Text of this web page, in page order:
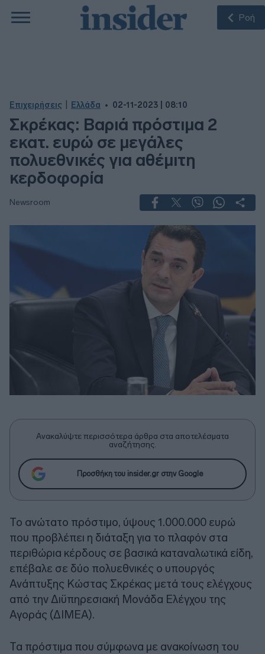
Ροή
Επιχειρήσεις Ελλάδα 02-11-2023 | 08:10
Σκρέκας: Βαριά πρόστιμα 2
εκατ. ευρώ σε μεγάλες
πολυεθνικές για αθέμιτη
κερδοφορία
Newsroom
Ανακαλύψτε περισσότερα άρθρα στα αποτελέσματα
αναζήτησης.
Προσθήκη του insider.gr στην Google
Το ανώτατο πρόστιμο, ύψους 1.000.000 ευρώ
που προβλέπει η διάταξη για το πλαφόν στα
περιθώρια κέρδους σε βασικά καταναλωτικά είδη,
επέβαλε σε δύο πολυεθνικές ο υπουργός
Ανάπτυξης Κώστας Σκρέκας μετά τους ελέγχους
από την Διϋπηρεσιακή Μονάδα Ελέγχου της
Αγοράς (ΔΙΜΕΑ).
Τα πρόστιμα που σύμφωνα με ανακοίνωση του